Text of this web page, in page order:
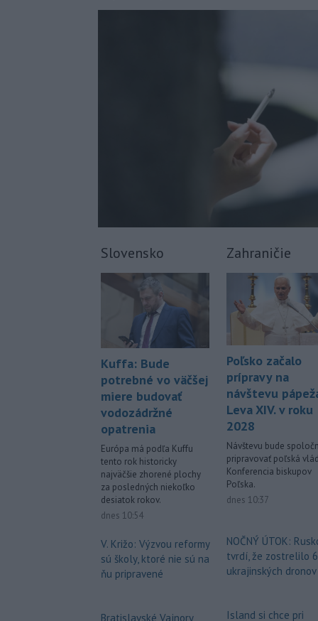
Slovensko
Kuffa: Bude
potrebné vo väčšej
miere budovať
vodozádržné
opatrenia
Európa má podľa Kuffu
tento rok historicky
najväčšie zhorené plochy
za posledných niekoľko
desiatok rokov.
dnes 10:54
V. Križo: Výzvou reformy
sú školy, ktoré nie sú na
ňu pripravené
Bratislavské Vajnory
Zahraničie
Poľsko začalo
prípravy na
návštevu
Leva XIV. v roku
2028
Návštevu bude
pripravovať poľská
Konferencia biskupov
Poľska.
dnes 10:37
NOČNÝ ÚTOK:
tvrdí, že zostrelilo
ukrajinských dronov
Island si chce pri